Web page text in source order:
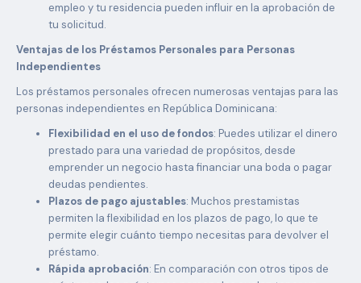
empleo y tu residencia pueden influir en la aprobación de
tu solicitud.
Ventajas de los Préstamos Personales para Personas
Independientes
Los préstamos personales ofrecen numerosas ventajas para las
personas independientes en República Dominicana:
Flexibilidad en el uso de fondos: Puedes utilizar el dinero
prestado para una variedad de propósitos, desde
emprender un negocio hasta financiar una boda o pagar
deudas pendientes.
Plazos de pago ajustables: Muchos prestamistas
permiten la flexibilidad en los plazos de pago, lo que te
permite elegir cuánto tiempo necesitas para devolver el
préstamo.
Rápida aprobación: En comparación con otros tipos de